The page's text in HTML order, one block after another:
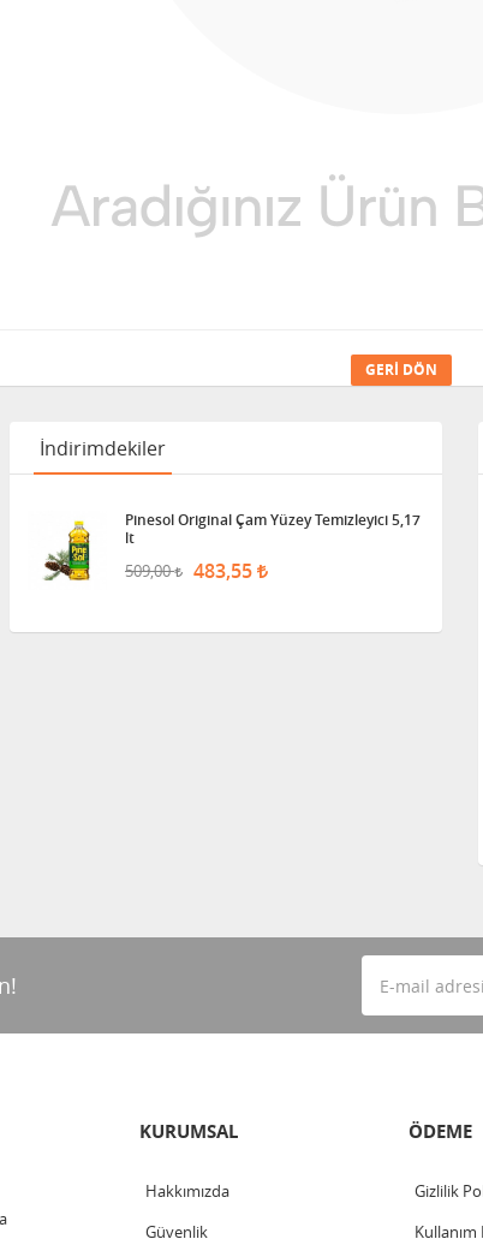
GERI DÖN
İndirimdekiler
Pinesol Original Çam Yüzey Temizleyici 5,17
lt
509,00 483,55
KURUMSAL
Hakkımızda
Güvenlik
ÖDEME
Gizlilik
Kullanım